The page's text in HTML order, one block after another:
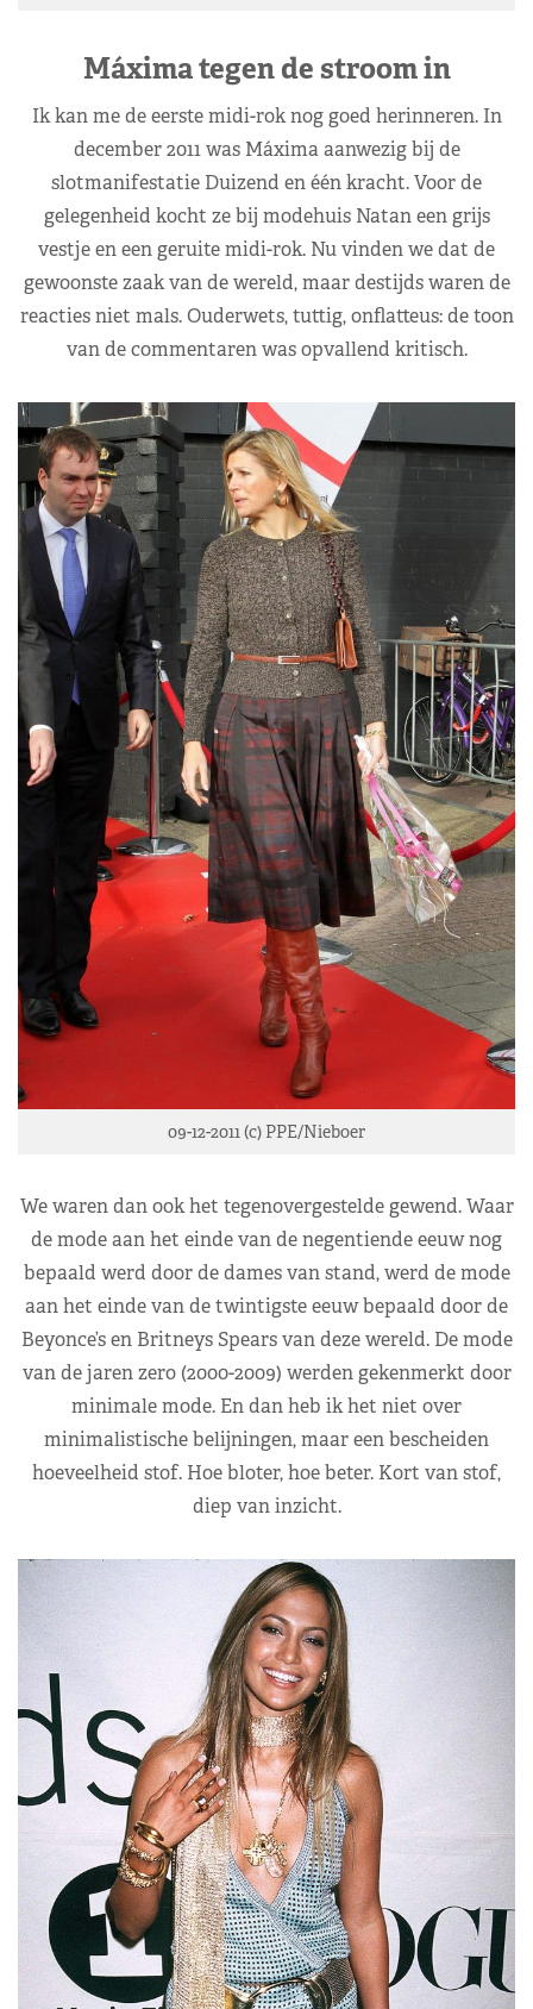
Máxima tegen de stroom in
Ik kan me de eerste midi-rok nog goed herinneren. In
december 2011 was Máxima aanwezig bij de
slotmanifestatie Duizend en één kracht. Voor de
gelegenheid kocht ze bij modehuis Natan een grijs
vestje en een geruite midi-rok. Nu vinden we dat de
gewoonste zaak van de wereld, maar destijds waren de
reacties niet mals. Ouderwets, tuttig, onflatteus: de toon
van de commentaren was opvallend kritisch.
09-12-2011 (c) PPE/Nieboer
We waren dan ook het tegenovergestelde gewend. Waar
de mode aan het einde van de negentiende eeuw nog
bepaald werd door de dames van stand, werd de mode
aan het einde van de twintigste eeuw bepaald door de
Beyonce’s en Britneys Spears van deze wereld. De mode
van de jaren zero (2000-2009) werden gekenmerkt door
minimale mode. En dan heb ik het niet over
minimalistische belijningen, maar een bescheiden
hoeveelheid stof. Hoe bloter, hoe beter. Kort van stof,
diep van inzicht.